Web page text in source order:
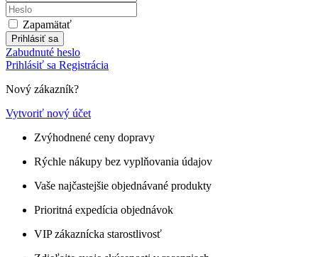
Zapamätať
Prihlásiť sa
Zabudnuté heslo
Prihlásiť sa Registrácia
Nový zákazník?
Vytvoriť nový účet
Zvýhodnené ceny dopravy
Rýchle nákupy bez vyplňovania údajov
Vaše najčastejšie objednávané produkty
Prioritná expedícia objednávok
VIP zákaznícka starostlivosť